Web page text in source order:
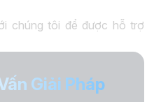
chúng tôi để được hỗ trợ
Giải Pháp